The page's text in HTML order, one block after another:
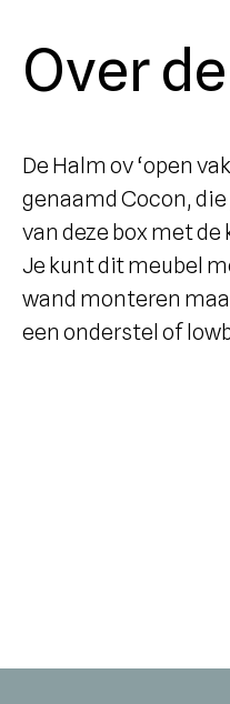
Over
De Halm ov ‘open
genaamd Cocon,
van deze box met
Je kunt dit meubel
wand monteren
een onderstel of